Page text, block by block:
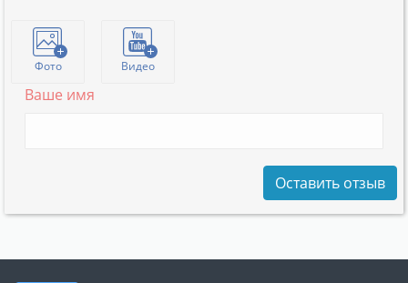
Фото Видео
Ваше имя
Оставить отзыв